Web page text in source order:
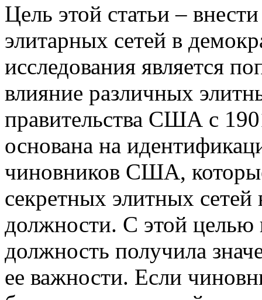
Цель этой статьи –
элитарных сетей в
исследования является
влияние различных
правительства США с
основана на
чиновников США,
секретных элитных
должности. С этой целью
должность получила
ее важности. Если